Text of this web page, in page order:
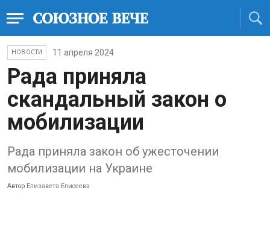
НОВОСТИ 11 апреля 2024
Рада приняла
скандальный закон о
мобилизации
Рада приняла закон об ужесточении
мобилизации на Украине
Автор Елизавета Елисеева